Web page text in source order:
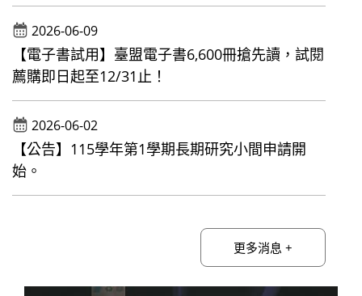
2026-06-09
【電子書試用】臺盟電子書6,600冊搶先讀，試閱
薦購即日起至12/31止！
2026-06-02
【公告】115學年第1學期長期研究小間申請開
始。
更多消息 +